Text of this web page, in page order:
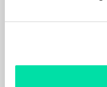
minimaal